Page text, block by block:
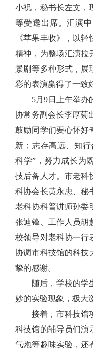
小祝，秘书长左文，
等受邀出席。汇演
《苹果丰收》，以
精神，为整场汇演拉
景剧等多种形式，展
彩的表演赢得了一致
5月9日上午举办
协常务副会长李厚菊
鼓励同学们要心怀好
新；志存高远、知
科学”，努力成长为
技后备人才。市老科
科协会长黄永忠、秘
老科协科普讲师孙委
张迪锋、工作人员胡
校领导对老科协一行
协调市科技馆的科技
挚的感谢。
随后，学校的学
妙的实验现象，极大
接着，市科技馆
科技馆的辅导员们演
气炮等趣味实验，还